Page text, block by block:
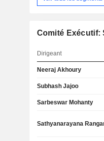
Comité Exécutif:
Dirigeant
Neeraj Akhoury
Subhash Jajoo
Sarbeswar Mohanty
Sathyanarayana